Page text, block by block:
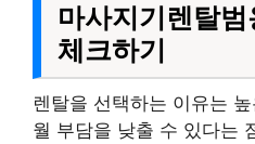
마사지기렌탈
체크하기
렌탈을 선택하는 이유는
월 부담을 낮출 수 있다는